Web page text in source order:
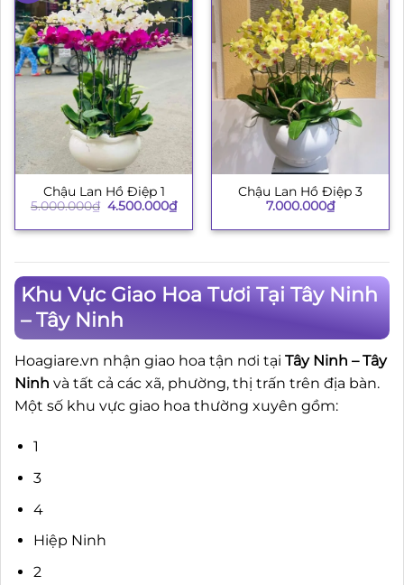
Chậu Lan Hồ Điệp 1
5.000.000₫ Giá
là:
4.500.000₫Giá
hiện
tại
Chậu Lan Hồ Điệp 3
7.000.000₫
Khu Vực Giao Hoa Tươi Tại Tây Ninh
– Tây Ninh
Hoagiare.vn nhận giao hoa tận nơi tại Tây Ninh – Tây
Ninh và tất cả các xã, phường, thị trấn trên địa bàn.
Một số khu vực giao hoa thường xuyên gồm:
1
3
4
Hiệp Ninh
2